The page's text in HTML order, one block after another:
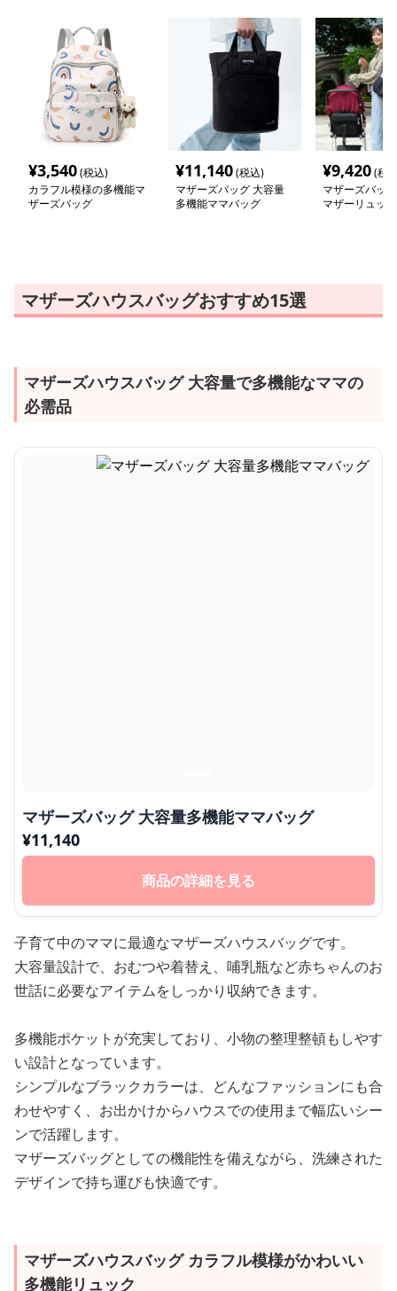
¥3,540(税込)
カラフル模様の多機能マ
ザーズバッグ
¥11,140(税込)
マザーズバッグ 大容量
多機能ママバッグ
¥9,420(税
マザーズバッ
マザーリュック
マザーズハウスバッグおすすめ15選
マザーズハウスバッグ 大容量で多機能なママの
必需品
マザーズバッグ 大容量多機能ママバッグ
¥11,140
商品の詳細を見る
子育て中のママに最適なマザーズハウスバッグです。
大容量設計で、おむつや着替え、哺乳瓶など赤ちゃんのお
世話に必要なアイテムをしっかり収納できます。
多機能ポケットが充実しており、小物の整理整頓もしやす
い設計となっています。
シンプルなブラックカラーは、どんなファッションにも合
わせやすく、お出かけからハウスでの使用まで幅広いシー
ンで活躍します。
マザーズバッグとしての機能性を備えながら、洗練された
デザインで持ち運びも快適です。
マザーズハウスバッグ カラフル模様がかわいい
多機能リュック